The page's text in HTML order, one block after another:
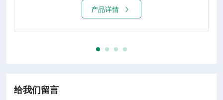
产品详情
给我们留言